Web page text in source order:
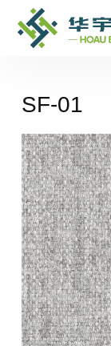
SF-01